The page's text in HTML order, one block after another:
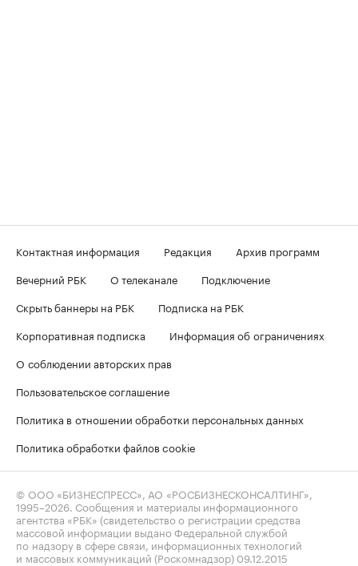
Контактная информация Редакция
Архив программ
Вечерний РБК
О телеканале
Подключение
Скрыть баннеры на РБК
Подписка на РБК
Корпоративная подписка
Информация об ограничениях
О соблюдении авторских прав
Пользовательское соглашение
Политика в отношении обработки персональных данных
Политика обработки файлов cookie
© ООО «БИЗНЕСПРЕСС», АО «РОСБИЗНЕСКОНСАЛТИНГ»,
1995–2026 . Сообщения и материалы информационного
агентства «РБК» (свидетельство о регистрации средства
массовой информации выдано Федеральной службой
по надзору в сфере связи, информационных технологий
и массовых коммуникаций (Роскомнадзор) 09.12.2015